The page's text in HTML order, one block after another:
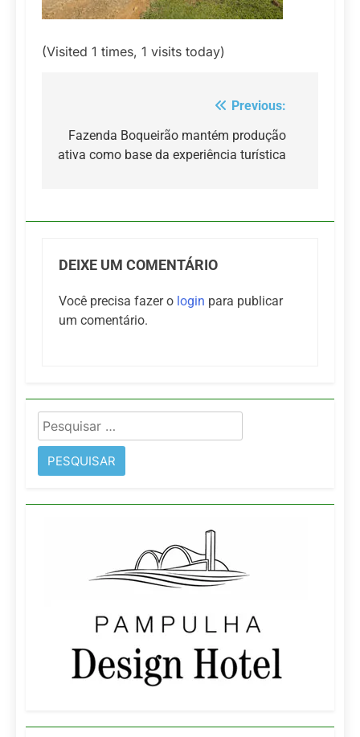
(Visited 1 times, 1 visits today)
de
Previous:
Fazenda Boqueirão mantém produção
ativa como base da experiência turística
DEIXE UM COMENTÁRIO
Você precisa fazer o login para publicar
um comentário.
Pesquisar
por: